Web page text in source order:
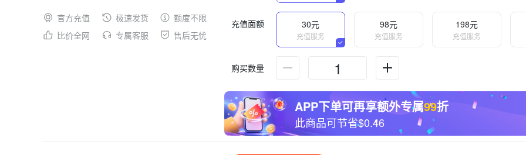
官方充值 极速发货
额度不限
比价全网
专属客服 售后无忧
充值面额 30元
充值服务
98元
充值服务
198元
充值服务
购买数量
APP下单可再享额外专属99折
此商品可节省$0.46